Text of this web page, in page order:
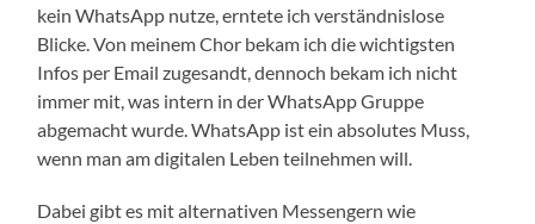
kein WhatsApp nutze, erntete ich verständnislose
Blicke. Von meinem Chor bekam ich die wichtigsten
Infos per Email zugesandt, dennoch bekam ich nicht
immer mit, was intern in der WhatsApp Gruppe
abgemacht wurde. WhatsApp ist ein absolutes Muss,
wenn man am digitalen Leben teilnehmen will.
Dabei gibt es mit alternativen Messengern wie